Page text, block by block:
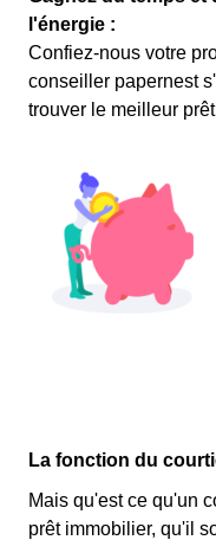
l'énergie :
Confiez-nous votre
conseiller papernest
trouver le meilleur
La fonction du
Mais qu'est ce qu'un
prêt immobilier, qu'il